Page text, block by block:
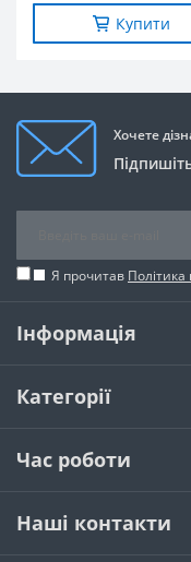
Купити
Хочете
Я прочитав Політика
Інформація
Категорії
Час роботи
Наші контакти